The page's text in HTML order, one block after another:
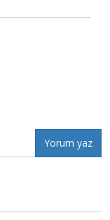
Yorum yaz